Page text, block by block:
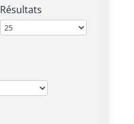
Résultats